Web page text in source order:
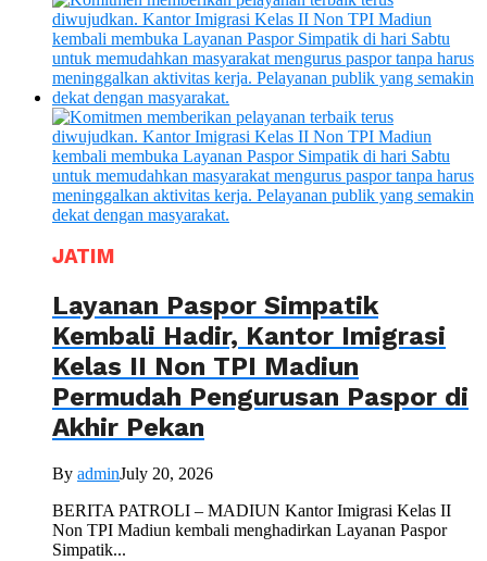
JATIM
Layanan Paspor Simpatik
Kembali Hadir, Kantor Imigrasi
Kelas II Non TPI Madiun
Permudah Pengurusan Paspor di
Akhir Pekan
By adminJuly 20, 2026
BERITA PATROLI – MADIUN Kantor Imigrasi Kelas II
Non TPI Madiun kembali menghadirkan Layanan Paspor
Simpatik...